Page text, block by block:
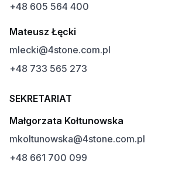
+48 605 564 400
Mateusz Łęcki
mlecki@4stone.com.pl
+48 733 565 273
SEKRETARIAT
Małgorzata Kołtunowska
mkoltunowska@4stone.com.pl
+48 661 700 099